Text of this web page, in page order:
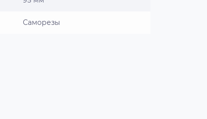
Саморезы